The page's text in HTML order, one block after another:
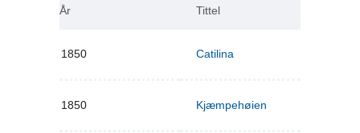
År Tittel
1850 Catilina
1850 Kjæmpehøien